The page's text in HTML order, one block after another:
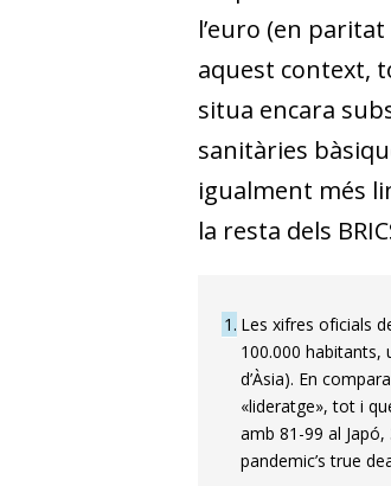
l’euro (en
aquest context,
situa encara
sanitàries
igualment més
la resta dels
1 Les xifres oficials
100.000 habitants,
d’Àsia). En
«lideratge», tot i
amb 81-99 al
pandemic’s true